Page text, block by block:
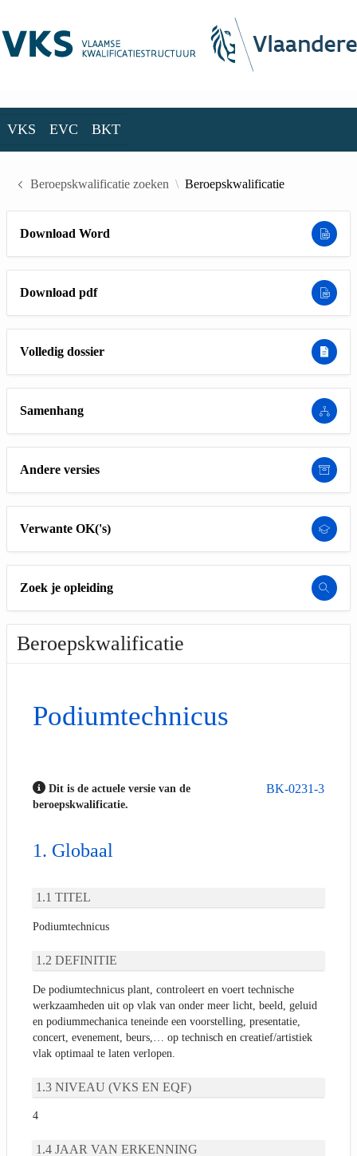
VKS EVC BKT
Beroepskwalificatie zoeken Beroepskwalificatie
Download Word
Download pdf
Volledig dossier
Samenhang
Andere versies
Verwante OK('s)
Zoek je opleiding
Beroepskwalificatie
Podiumtechnicus
BK-0231-3
Dit is de actuele versie van de
beroepskwalificatie.
Globaal
TITEL
Podiumtechnicus
DEFINITIE
De podiumtechnicus plant, controleert en voert technische
werkzaamheden uit op vlak van onder meer licht, beeld, geluid
en podiummechanica teneinde een voorstelling, presentatie,
concert, evenement, beurs,… op technisch en creatief/artistiek
vlak optimaal te laten verlopen.
NIVEAU (VKS EN EQF)
4
JAAR VAN ERKENNING